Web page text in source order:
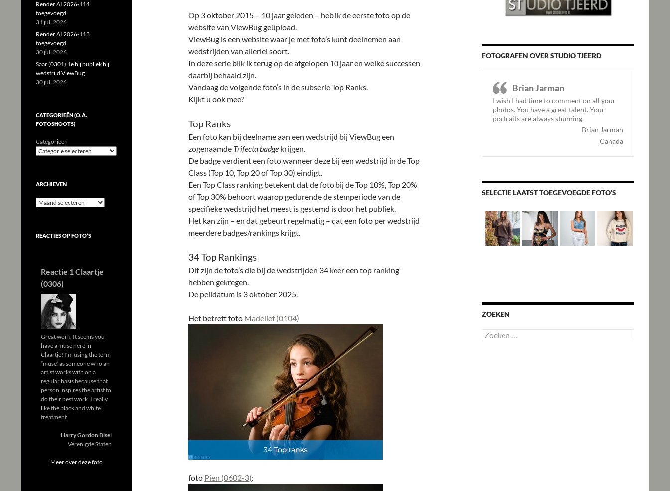
Op 3 oktober 2015 – 10 jaar geleden – heb ik de eerste foto op de
website van ViewBug geüpload.
ViewBug is een website waar je met foto’s kunt deelnemen aan
wedstrijden van allerlei soort.
In deze serie blik ik terug op de afgelopen 10 jaar en welke successen
daarbij behaald zijn.
Vandaag de volgende foto’s in de subserie Top Ranks.
Kijkt u ook mee?
Top Ranks
Een foto kan bij deelname aan een wedstrijd bij ViewBug een
zogenaamde Trifecta badge krijgen.
De badge verdient een foto wanneer deze bij een wedstrijd in de Top
Class (Top 10, Top 20 of Top 30) eindigt.
Een Top Class ranking betekent dat de foto bij de Top 10%, Top 20%
of Top 30% behoort waarop gedurende de stemperiode van de
specifieke wedstrijd het meest is gestemd is door het publiek.
Het kan zijn – en dat gebeurt regelmatig – dat een foto per wedstrijd
meerdere badges/rankings krijgt.
34 Top Rankings
Dit zijn de foto’s die bij de wedstrijden 34 keer een top ranking
hebben gekregen.
De peildatum is 3 oktober 2025.
Het betreft foto Madelief (0104)
foto Pien (0602-3):
FOTOGRAFEN OVER STUDIO TJEERD
Brian Jarman
I wish I had time to comment on all your
photos. You have a great talent. Your
portraits are always stunning.
Brian Jarman
Canada
SELECTIE LAATST TOEGEVOEGDE FOTO'S
ZOEKEN
Zoeken
naar:
Render AI 2026-114
toegevoegd
31 juli 2026
Render AI 2026-113
toegevoegd
30 juli 2026
Saar (0301) 1e bij publiek bij
wedstrijd ViewBug
30 juli 2026
CATEGORIEËN (O.A.
FOTOSHOOTS)
Categorieën
ARCHIEVEN
Archieven
REACTIES OP FOTO’S
Reactie 1 Claartje
(0306)
Great work. It seems you
have a muse here in
Claartje! I’m using the term
“muse” as someone who an
artist works with on a
regular basis because that
person inspires the artist to
do their best work. I really
like the black and white
treatment.
Harry Gordon Bisel
Verenigde Staten
Meer over deze foto